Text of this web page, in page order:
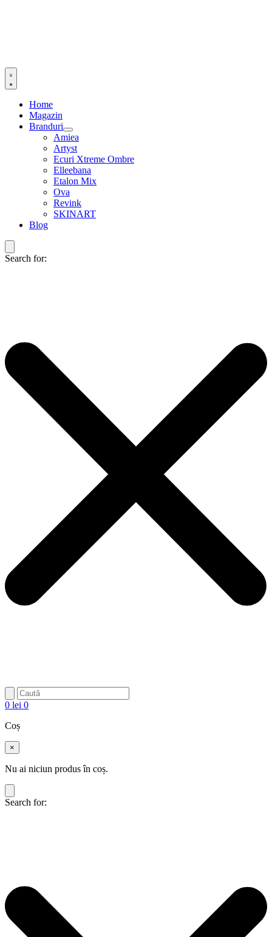
Home
Magazin
Branduri
Amiea
Artyst
Ecuri Xtreme Ombre
Elleebana
Etalon Mix
Ova
Revink
SKINART
Blog
Search for:
0 lei 0
Coș
×
Nu ai niciun produs în coș.
Search for: